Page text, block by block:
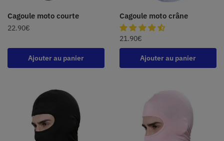
Cagoule moto courte
22.90€
Ajouter au panier
Cagoule moto crâne
21.90€
Ajouter au panier